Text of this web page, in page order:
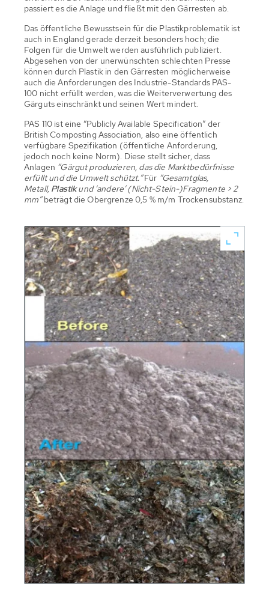
passiert es die Anlage und fließt mit den Gärresten ab.
Das öffentliche Bewusstsein für die Plastikproblematik ist
auch in England gerade derzeit besonders hoch; die
Folgen für die Umwelt werden ausführlich publiziert.
Abgesehen von der unerwünschten schlechten Presse
können durch Plastik in den Gärresten möglicherweise
auch die Anforderungen des Industrie-Standards PAS-
100 nicht erfüllt werden, was die Weiterverwertung des
Gärguts einschränkt und seinen Wert mindert.
PAS 110 ist eine “Publicly Available Specification” der
British Composting Association, also eine öffentlich
verfügbare Spezifikation (öffentliche Anforderung,
jedoch noch keine Norm). Diese stellt sicher, dass
Anlagen “Gärgut produzieren, das die Marktbedürfnisse
erfüllt und die Umwelt schützt.”Für “Gesamtglas,
Metall, Plastikund ‘andere’ (Nicht-Stein-)Fragmente > 2
mm”beträgt die Obergrenze 0,5 % m/m Trockensubstanz.